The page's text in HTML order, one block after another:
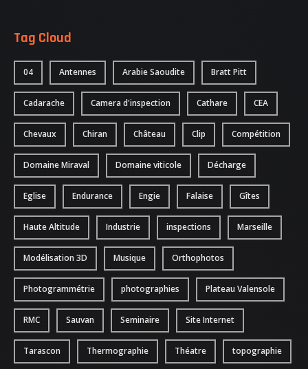
NOUS CONTACTER
ATTESTATIONS
Tag Cloud
04 Antennes Arabie Saoudite Bratt Pitt
Cadarache Camera d'inspection Cathare CEA
Chevaux Chiran Château Clip Compétition
Domaine Miraval Domaine viticole Décharge
Eglise Endurance Engie Falaise Gîtes
Haute Altitude Industrie inspections Marseille
Modélisation 3D Musique Orthophotos
Photogrammétrie photographies Plateau Valensole
RMC Sauvan Seminaire Site Internet
Tarascon Thermographie Théatre topographie